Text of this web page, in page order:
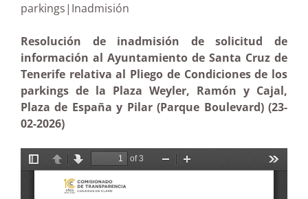
parkings|Inadmisión
Resolución de inadmisión de solicitud de
información al Ayuntamiento de Santa Cruz de
Tenerife relativa al Pliego de Condiciones de los
parkings de la Plaza Weyler, Ramón y Cajal,
Plaza de España y Pilar (Parque Boulevard) (23-
02-2026)